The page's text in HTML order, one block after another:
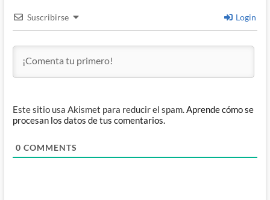
Suscribirse Login
Este sitio usa Akismet para reducir el spam.Aprende cómo se
procesan los datos de tus comentarios.
0 COMMENTS